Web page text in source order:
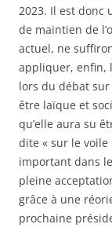
2023. Il est donc
de maintien de
actuel, ne
appliquer, enfin,
lors du débat
être laïque et
qu’elle aura su
dite « sur le
important dans
pleine
grâce à une
prochaine